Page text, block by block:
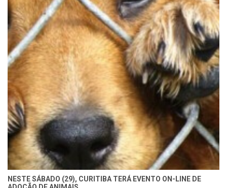
NESTE SÁBADO (29), CURITIBA TERÁ EVENTO ON-LINE DE